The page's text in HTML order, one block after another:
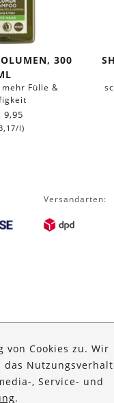
300
Fülle &
9,95
/l)
Versandarten:
Cookies zu. Wir
, Service- und
.